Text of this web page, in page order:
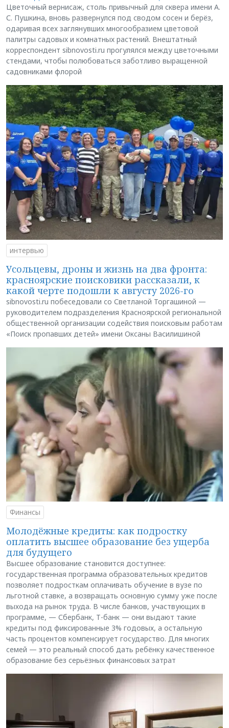
Цветочный вернисаж, столь привычный для сквера имени А.
С. Пушкина, вновь развернулся под сводом сосен и берёз,
одаривая всех заглянувших многообразием цветовой
палитры садовых и комнатных растений. Внештатный
корреспондент sibnovosti.ru прогулялся между цветочными
стендами, чтобы полюбоваться заботливо выращенной
садовниками флорой
интервью
Усольцевы, дроны и жизнь на два фронта:
красноярские поисковики рассказали, к
какой черте подошли к августу 2026-го
sibnovosti.ru побеседовали со Светланой Торгашиной —
руководителем подразделения Красноярской региональной
общественной организации содействия поисковым работам
«Поиск пропавших детей» имени Оксаны Василишиной
Финансы
Молодёжные кредиты: как подростку
оплатить высшее образование без ущерба
для будущего
Высшее образование становится доступнее:
государственная программа образовательных кредитов
позволяет подросткам оплачивать обучение в вузе по
льготной ставке, а возвращать основную сумму уже после
выхода на рынок труда. В числе банков, участвующих в
программе, — Сбербанк, Т-банк — они выдают такие
кредиты под фиксированные 3% годовых, а остальную
часть процентов компенсирует государство. Для многих
семей — это реальный способ дать ребёнку качественное
образование без серьёзных финансовых затрат